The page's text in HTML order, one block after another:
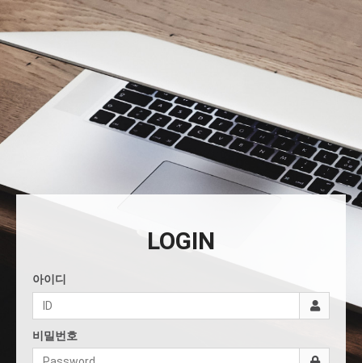
LOGIN
아이디
비밀번호